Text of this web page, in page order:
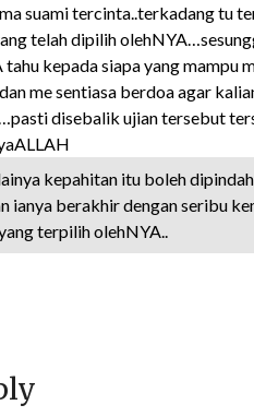
suami tercinta..terkadang tu
telah dipilih
kepada siapa yang mampu
me sentiasa berdoa agar
disebalik ujian tersebut
kepahitan itu boleh
berakhir dengan seribu
terpilih olehNYA..